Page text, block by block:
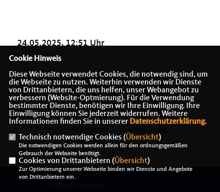
24.05.2025, 12:51 Uhr
KONTAKT
@2026 Alexander J. Herrmann -
Cookie Hinweis
Diese Webseite verwendet Cookies, die notwendig sind, um
die Webseite zu nutzen. Weiterhin verwenden wir Dienste
von Drittanbietern, die uns helfen, unser Webangebot zu
verbessern (Website-Optmierung). Für die Verwendung
bestimmter Dienste, benötigen wir Ihre Einwilligung. Ihre
Einwilligung können Sie jederzeit widerrufen. Weitere
Informationen finden Sie in unserer Datenschutzerklärung.
Technisch notwendige Cookies (Übersicht)
Die notwendigen Cookies werden allein für den ordnungsgemäßen
Gebrauch der Webseite benötigt.
Cookies von Drittanbietern (Übersicht)
Zur Optimierung unserer Webseite binden wir Dienste und Angebote
von Drittanbietern ein.